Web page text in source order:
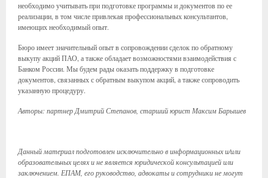
необходимо учитывать при подготовке программы и документов по ее
реализации, в том числе привлекая профессиональных консультантов,
имеющих необходимый опыт.
Бюро имеет значительный опыт в сопровождении сделок по обратному
выкупу акций ПАО, а также обладает возможностями взаимодействия с
Банком России. Мы будем рады оказать поддержку в подготовке
документов, связанных с обратным выкупом акций, а также сопроводить
указанную процедуру.
Авторы: партнер Дмитрий Степанов, старший юрист Максим Барышев
Данный материал подготовлен исключительно в информационных и/или
образовательных целях и не является юридической консультацией или
заключением. ЕПАМ, его руководство, адвокаты и сотрудники не могут